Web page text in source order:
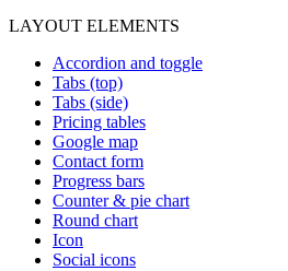
LAYOUT ELEMENTS
Accordion and toggle
Tabs (top)
Tabs (side)
Pricing tables
Google map
Contact form
Progress bars
Counter & pie chart
Round chart
Icon
Social icons